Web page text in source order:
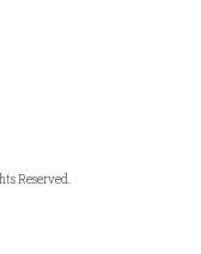
Reserved.